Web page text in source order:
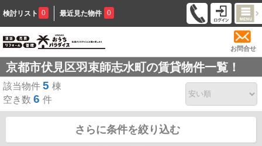
検討リスト 0 最近見た物件 0
お問合せ
京都市伏見区羽束師志水町の賃貸物件一覧！
該当物件 5 棟
空き数 6 件
さらに条件を絞り込む